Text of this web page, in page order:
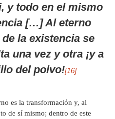
y todo en el mismo
[…] Al eterno
la existencia se
una vez y otra ¡y a
del polvo![16]
es la transformación y, al
de sí mismo; dentro de este